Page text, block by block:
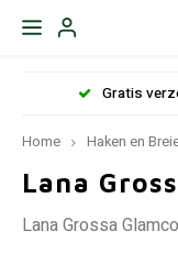
Gratis
Home Haken en
Lana
Lana Grossa